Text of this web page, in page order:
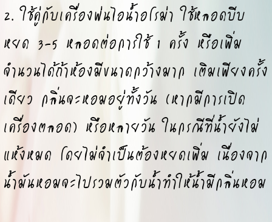
2. ใช้คู่กับเครื่องพ่นไอน้ำอโรม่า ใช้หลอดบีบ
หยด 3-5 หลอดต่อการใช้ 1 ครั้ง หรือเพิ่ม
จำนวนได้ถ้าห้องมีขนาดกว้างมาก เติมเพียงครั้ง
เดียว กลิ่นจะหอมอยู่ทั้งวัน (หากมีการเปิด
เครื่องตลอด) หรือหลายวัน ในกรณีที่น้ำยังไม่
แห้งหมด โดยไม่จำเป็นต้องหยดเพิ่ม เนื่องจาก
น้ำมันหอมจะไปรวมตัวกับน้ำทำให้น้ำมีกลิ่นหอม